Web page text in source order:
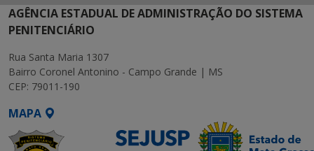
AGÊNCIA ESTADUAL DE ADMINISTRAÇÃO DO SISTEMA
PENITENCIÁRIO
Rua Santa Maria 1307
Bairro Coronel Antonino - Campo Grande | MS
CEP: 79011-190
MAPA